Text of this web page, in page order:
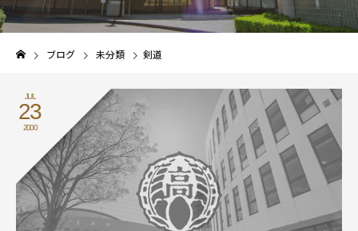
ブログ 未分類 剣道
JUL
23
2000